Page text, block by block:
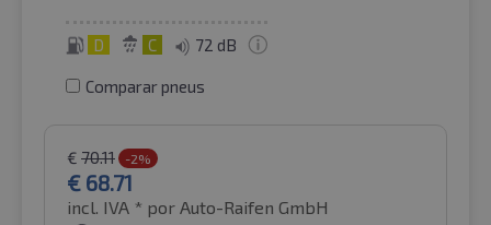
D C 72 dB
Comparar pneus
€ 70.11 -2%
€ 68.71
incl. IVA * por Auto-Raifen GmbH